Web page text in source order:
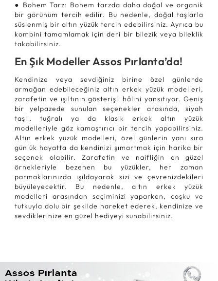
● Bohem Tarz: Bohem tarzda daha doğal ve organik
bir görünüm tercih edilir. Bu nedenle, doğal taşlarla
süslenmiş bir altın yüzük tercih edebilirsiniz. Ayrıca bu
kombini tamamlamak için deri bir bilezik veya bileklik
takabilirsiniz.
En Şık Modeller Assos Pırlanta’da!
Kendinize veya sevdiğiniz birine özel günlerde
armağan edebileceğiniz altın erkek yüzük modelleri,
zarafetin ve ışıltının gösterişli hâlini yansıtıyor. Geniş
bir yelpazede sunulan seçenekler arasında, siyah
taşlı, tuğralı ya da klasik erkek altın yüzük
modelleriyle göz kamaştırıcı bir tercih yapabilirsiniz.
Altın erkek yüzük modelleri, özel günlerin yanı sıra
günlük hayatta da kendinizi şımartmak için harika bir
seçenek olabilir. Zarafetin ve naifliğin en güzel
örnekleriyle bezenen bu yüzükler, her zaman
parmaklarınızda ışıldayarak sizi ve çevrenizdekileri
büyüleyecektir. Bu nedenle, altın erkek yüzük
modelleri arasından seçiminizi yaparken, coşku ve
tutkuyla dolu bir şekilde hareket ederek, kendinize ve
sevdiklerinize en güzel hediyeyi sunabilirsiniz.